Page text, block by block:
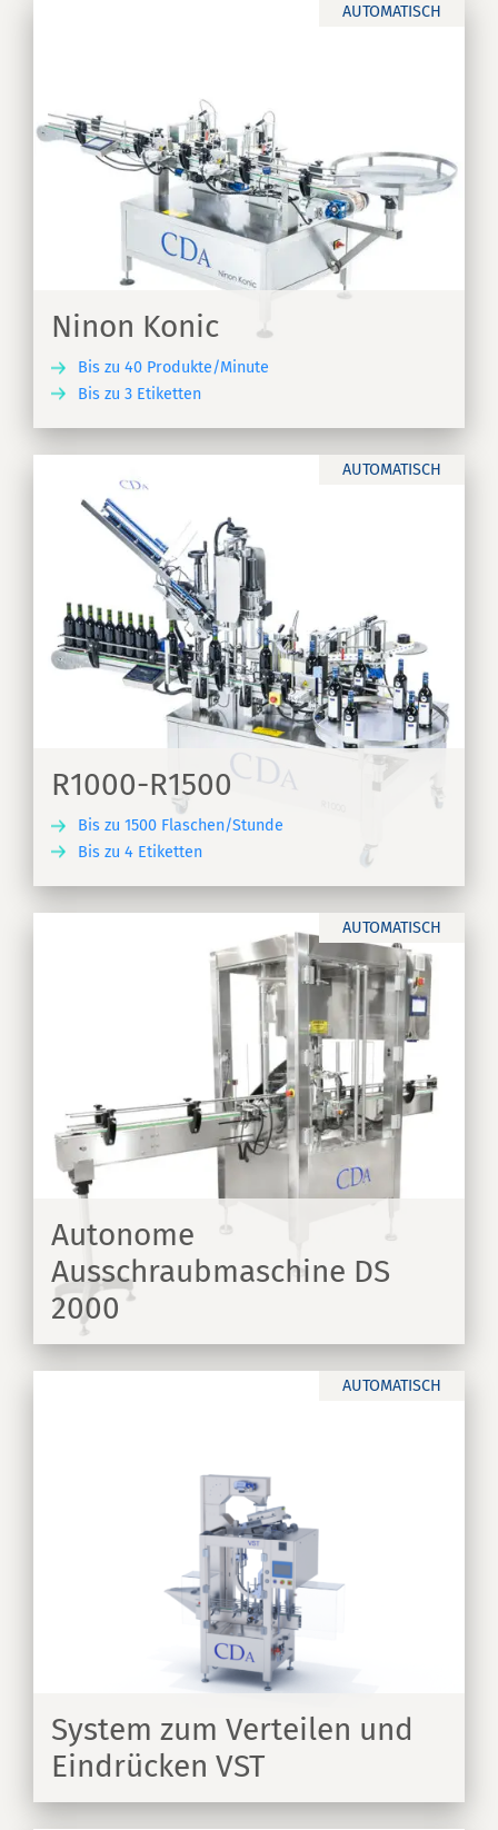
AUTOMATISCH
Ninon Konic
Bis zu 40 Produkte/Minute
Bis zu 3 Etiketten
AUTOMATISCH
R1000-R1500
Bis zu 1500 Flaschen/Stunde
Bis zu 4 Etiketten
AUTOMATISCH
Autonome
Ausschraubmaschine DS
2000
AUTOMATISCH
System zum Verteilen und
Eindrücken VST